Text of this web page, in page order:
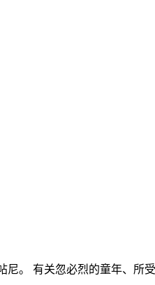
。 有关忽必烈的童年、所